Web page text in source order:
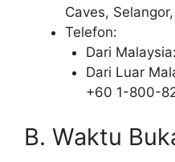
Caves,
Telefon:
Dari Malaysia:
Dari Luar
+60 1-800-
B. Waktu